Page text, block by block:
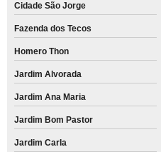
Cidade São Jorge
Fazenda dos Tecos
Homero Thon
Jardim Alvorada
Jardim Ana Maria
Jardim Bom Pastor
Jardim Carla